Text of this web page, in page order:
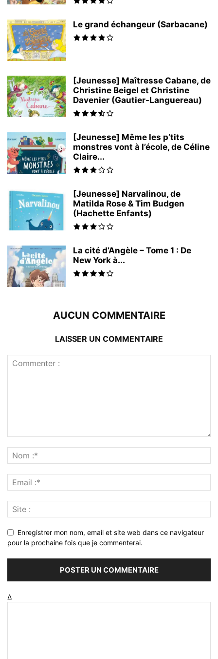
Le grand échangeur (Sarbacane)
[Jeunesse] Maîtresse Cabane, de
Christine Beigel et Christine
Davenier (Gautier-Languereau)
[Jeunesse] Même les p’tits
monstres vont à l’école, de Céline
Claire...
[Jeunesse] Narvalinou, de
Matilda Rose & Tim Budgen
(Hachette Enfants)
La cité d’Angèle – Tome 1 : De
New York à...
AUCUN COMMENTAIRE
LAISSER UN COMMENTAIRE
Enregistrer mon nom, email et site web dans ce navigateur
pour la prochaine fois que je commenterai.
Δ